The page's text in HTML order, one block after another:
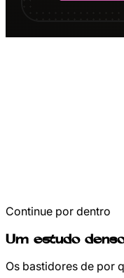
Continue por dentro
Um estudo
Os bastidores de por